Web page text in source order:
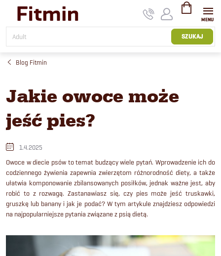
treści
SZUKAJ
KOSZYK
Blog Fitmin
Jakie owoce może
jeść pies?
1.4.2025
Owoce w diecie psów to temat budzący wiele pytań. Wprowadzenie ich do
codziennego żywienia zapewnia zwierzętom różnorodność diety, a także
ułatwia komponowanie zbilansowanych posiłków, jednak ważne jest, aby
robić to z rozwagą. Zastanawiasz się, czy pies może jeść truskawki,
gruszkę lub banany i jak je podać? W tym artykule znajdziesz odpowiedzi
na najpopularniejsze pytania związane z psią dietą.